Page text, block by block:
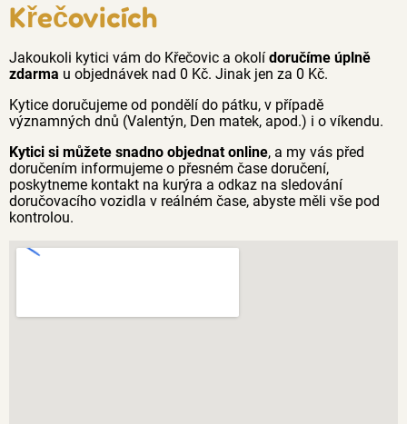
Křečovicích
Jakoukoli kytici vám do Křečovic a okolí doručíme úplně
zdarma u objednávek nad 0 Kč. Jinak jen za 0 Kč.
Kytice doručujeme od pondělí do pátku, v případě
významných dnů (Valentýn, Den matek, apod.) i o víkendu.
Kytici si můžete snadno objednat online, a my vás před
doručením informujeme o přesném čase doručení,
poskytneme kontakt na kurýra a odkaz na sledování
doručovacího vozidla v reálném čase, abyste měli vše pod
kontrolou.